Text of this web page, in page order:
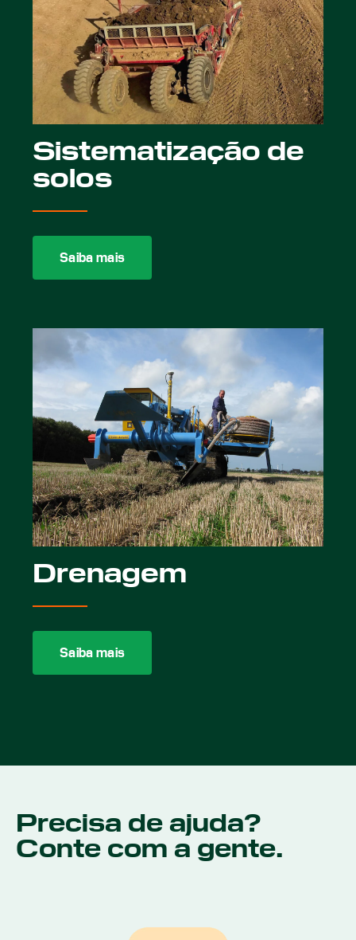
Sistematização de
solos
Saiba mais
Drenagem
Saiba mais
Precisa de ajuda?
Conte com a gente.